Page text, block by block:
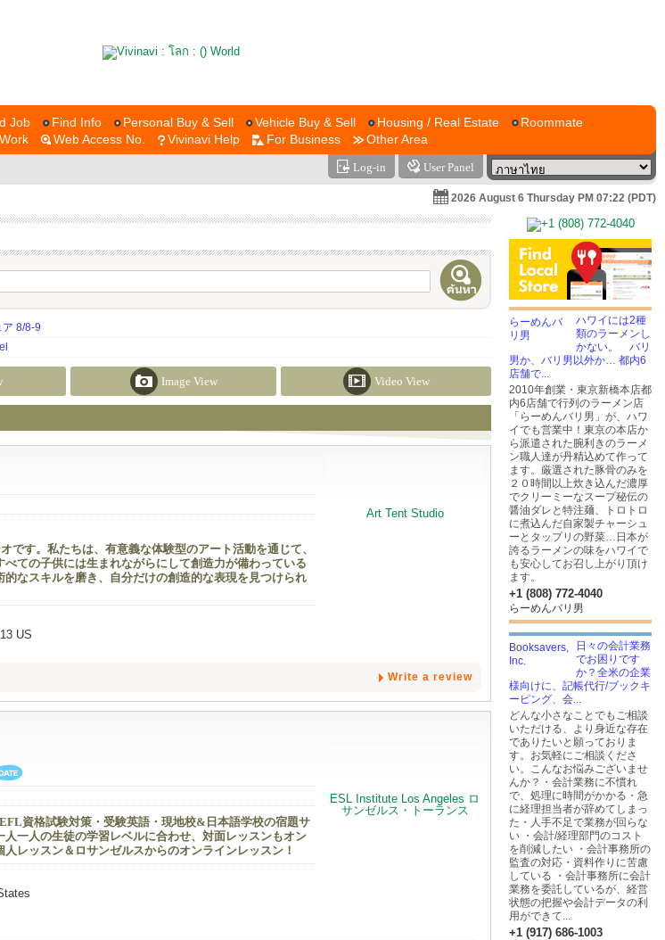
Job Find Info Personal Buy & Sell Vehicle Buy & Sell Housing / Real Estate
Roommate
Web Access No. Vivinavi Help For Business Other Area
Log-in User Panel
2026 August 6 Thursday PM 07:22 (PDT)
8/8-9
Image View Video View
す。私たちは、有意義な体験型のアート活動を通じて、
ての子供には生まれながらにして創造力が備わっている
なスキルを磨き、自分だけの創造的な表現を見つけられ
US
Write a review
資格試験対策・受験英語・現地校&日本語学校の宿題サ
一人の生徒の学習レベルに合わせ、対面レッスンもオン
レッスン＆ロサンゼルスからのオンラインレッスン！
ハワイには2種
類のラーメンし
かない。 バリ
男か、バリ男以外か… 都内6
店舗で...
2010年創業・東京新橋本店都
内6店舗で行列のラーメン店
「らーめんバリ男」が、ハワ
イでも営業中！東京の本店か
ら派遣された腕利きのラーメ
ン職人達が丹精込めて作って
ます。厳選された豚骨のみを
２０時間以上炊き込んだ濃厚
でクリーミーなスープ秘伝の
醤油ダレと特注麺、トロトロ
に煮込んだ自家製チャーシュ
ーとタップリの野菜…日本が
誇るラーメンの味をハワイで
も安心してお召し上がり頂け
ます。
+1 (808) 772-4040
らーめんバリ男
日々の会計業務
でお困りです
か？全米の企業
様向けに、記帳代行/ブックキ
ーピング、会...
どんな小さなことでもご相談
いただける、より身近な存在
でありたいと願っておりま
す。お気軽にご相談くださ
い。こんなお悩みございませ
んか？・会計業務に不慣れ
で、処理に時間がかかる・急
に経理担当者が辞めてしまっ
た・人手不足で業務が回らな
い ・会計/経理部門のコスト
を削減したい ・会計事務所の
監査の対応・資料作りに苦慮
している ・会計事務所に会計
業務を委託しているが、経営
状態の把握や会計データの利
用ができて...
+1 (917) 686-1003